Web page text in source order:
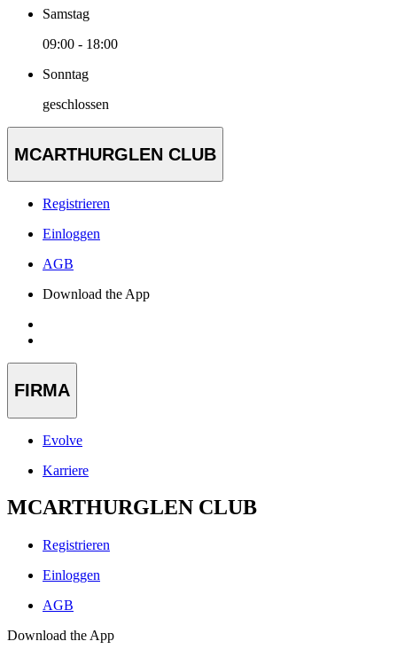
Samstag
09:00 - 18:00
Sonntag
geschlossen
MCARTHURGLEN CLUB
Registrieren
Einloggen
AGB
Download the App
FIRMA
Evolve
Karriere
MCARTHURGLEN CLUB
Registrieren
Einloggen
AGB
Download the App